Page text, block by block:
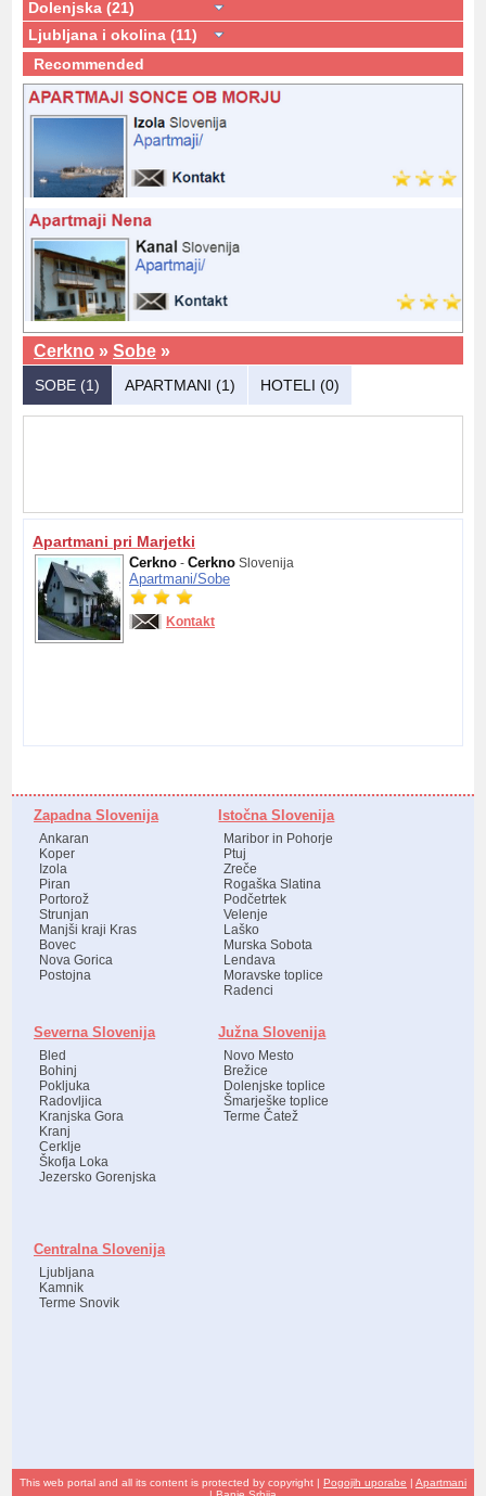
Dolenjska (21)
Ljubljana i okolina (11)
Recommended
Cerkno » Sobe »
SOBE (1) APARTMANI (1) HOTELI (0)
Apartmani pri Marjetki
Cerkno - Cerkno Slovenija
Apartmani/Sobe
Kontakt
Zapadna Slovenija
Ankaran
Koper
Izola
Piran
Portorož
Strunjan
Manjši kraji Kras
Bovec
Nova Gorica
Postojna
Istočna Slovenija
Maribor in Pohorje
Ptuj
Zreče
Rogaška Slatina
Podčetrtek
Velenje
Laško
Murska Sobota
Lendava
Moravske toplice
Radenci
Severna Slovenija
Bled
Bohinj
Pokljuka
Radovljica
Kranjska Gora
Kranj
Cerklje
Škofja Loka
Jezersko Gorenjska
Južna Slovenija
Novo Mesto
Brežice
Dolenjske toplice
Šmarješke toplice
Terme Čatež
Centralna Slovenija
Ljubljana
Kamnik
Terme Snovik
This web portal and all its content is protected by copyright | Pogojih uporabe | Apartmani